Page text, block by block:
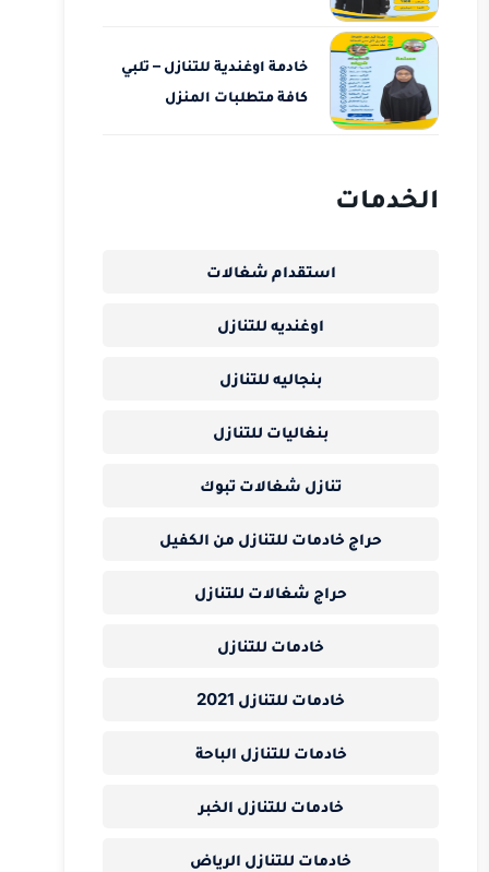
خادمة اوغندية للتنازل – تلبي
كافة متطلبات المنزل
الخدمات
استقدام شغالات
اوغنديه للتنازل
بنجاليه للتنازل
بنغاليات للتنازل
تنازل شغالات تبوك
حراج خادمات للتنازل من الكفيل
حراج شغالات للتنازل
خادمات للتنازل
خادمات للتنازل 2021
خادمات للتنازل الباحة
خادمات للتنازل الخبر
خادمات للتنازل الرياض